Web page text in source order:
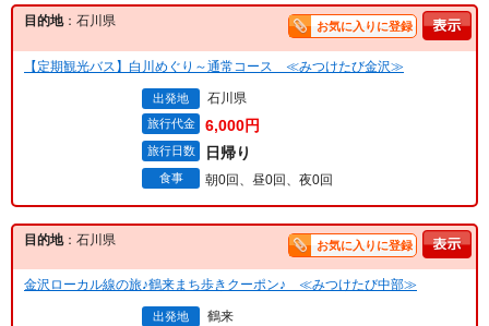
目的地：石川県 お気に入りに登録
【定期観光バス】白川めぐり～通常コース ≪みつけたび金沢≫
出発地 石川県
旅行代金 6,000円
旅行日数 日帰り
食事 朝0回、昼0回、夜0回
目的地：石川県 お気に入りに登録
金沢ローカル線の旅♪鶴来まち歩きクーポン♪ ≪みつけたび中部≫
出発地 鶴来